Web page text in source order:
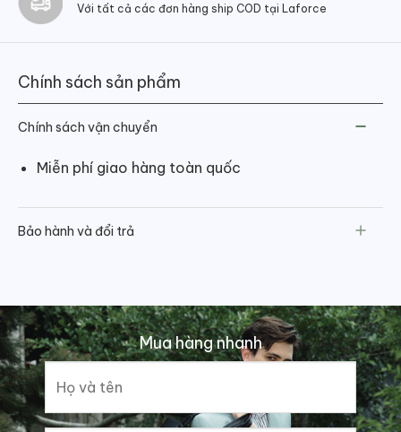
Với tất cả các đơn hàng ship COD tại Laforce
Chính sách sản phẩm
Chính sách vận chuyển
Miễn phí giao hàng toàn quốc
Bảo hành và đổi trả
Mua hàng nhanh